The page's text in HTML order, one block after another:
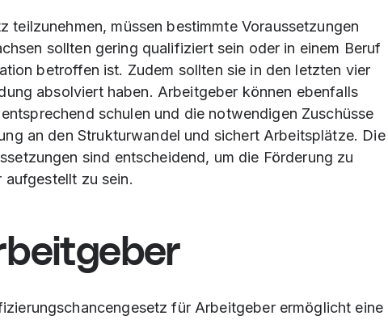
teilzunehmen, müssen bestimmte Voraussetzungen
sollten gering qualifiziert sein oder in einem Beruf
betroffen ist. Zudem sollten sie in den letzten vier
absolviert haben. Arbeitgeber können ebenfalls
schulen und die notwendigen Zuschüsse
an den Strukturwandel und sichert Arbeitsplätze. Die
sind entscheidend, um die Förderung zu
zu sein.
für Arbeitgeber ermöglicht eine